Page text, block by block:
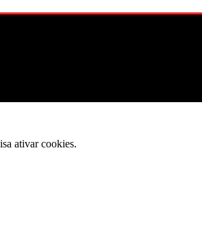
ativar cookies.